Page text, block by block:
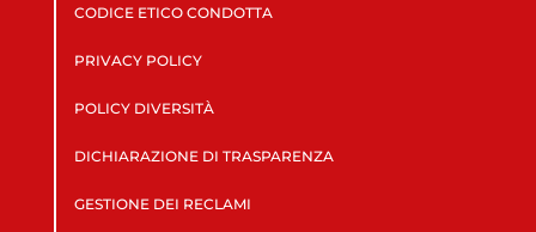
CODICE ETICO CONDOTTA
PRIVACY POLICY
POLICY DIVERSITÀ
DICHIARAZIONE DI TRASPARENZA
GESTIONE DEI RECLAMI